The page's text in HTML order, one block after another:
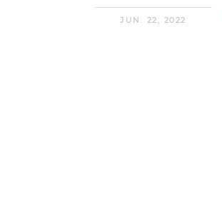
JUN. 22, 2022